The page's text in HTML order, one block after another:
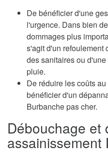
De bénéficier d'une
l'urgence. Dans bien
dommages plus
s'agit d'un refoulement
des sanitaires ou
pluie.
De réduire les coûts
bénéficier d'un
Burbanche pas cher.
Débouchage et
assainissement